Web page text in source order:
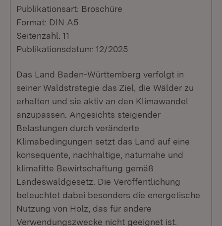
Publikationsart: Broschüre
Format: DIN A5
Seitenzahl: 11
Publikationsdatum: 12/2025
Das Land Baden-Württemberg verfolgt in
seiner Waldstrategie das Ziel, die Wälder zu
erhalten und sie aktiv an den Klimawandel
anzupassen. Angesichts steigender
Belastungen durch veränderte
Klimabedingungen setzt das Land auf eine
konsequente, nachhaltige, naturnahe und
klimafitte Bewirtschaftung gemäß
Landeswaldgesetz. Die Veröffentlichung
beleuchtet dabei besonders die energetische
Nutzung von Holz, das für andere
Verwendungszwecke nicht geeignet ist.